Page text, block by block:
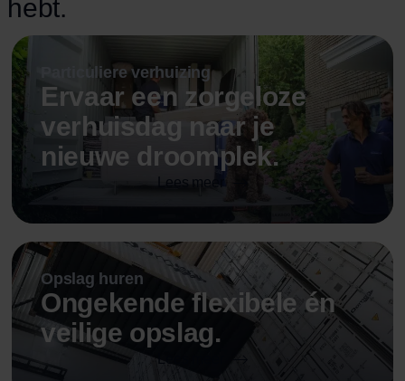
hebt.
Particuliere verhuizing
Ervaar een zorgeloze
verhuisdag naar je
nieuwe droomplek.
Lees meer
Opslag huren
Ongekende flexibele én
veilige opslag.
Lees meer